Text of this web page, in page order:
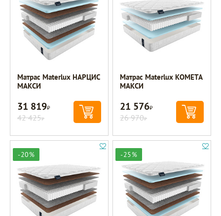
Матрас Materlux НАРЦИС
МАКСИ
31 819Р
42 425Р
Матрас Materlux КОМЕТА
МАКСИ
21 576Р
26 970Р
-20% -25%